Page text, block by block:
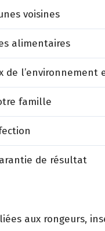
voisines
alimentaires
de l’environnement
famille
de résultat
aux rongeurs,